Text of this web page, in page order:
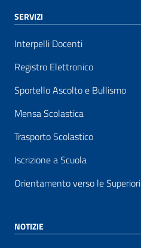
SERVIZI
Interpelli Docenti
Registro Elettronico
Sportello Ascolto e Bullismo
Mensa Scolastica
Trasporto Scolastico
Iscrizione a Scuola
Orientamento verso le Superiori
NOTIZIE